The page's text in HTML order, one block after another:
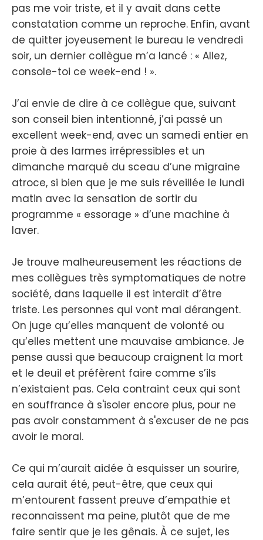
pas me voir triste, et il y avait dans cette
constatation comme un reproche. Enfin, avant
de quitter joyeusement le bureau le vendredi
soir, un dernier collègue m’a lancé : « Allez,
console-toi ce week-end ! ».
J’ai envie de dire à ce collègue que, suivant
son conseil bien intentionné, j’ai passé un
excellent week-end, avec un samedi entier en
proie à des larmes irrépressibles et un
dimanche marqué du sceau d’une migraine
atroce, si bien que je me suis réveillée le lundi
matin avec la sensation de sortir du
programme « essorage » d’une machine à
laver.
Je trouve malheureusement les réactions de
mes collègues très symptomatiques de notre
société, dans laquelle il est interdit d’être
triste. Les personnes qui vont mal dérangent.
On juge qu’elles manquent de volonté ou
qu’elles mettent une mauvaise ambiance. Je
pense aussi que beaucoup craignent la mort
et le deuil et préfèrent faire comme s’ils
n’existaient pas. Cela contraint ceux qui sont
en souffrance à s'isoler encore plus, pour ne
pas avoir constamment à s'excuser de ne pas
avoir le moral.
Ce qui m’aurait aidée à esquisser un sourire,
cela aurait été, peut-être, que ceux qui
m’entourent fassent preuve d’empathie et
reconnaissent ma peine, plutôt que de me
faire sentir que je les gênais. À ce sujet, les